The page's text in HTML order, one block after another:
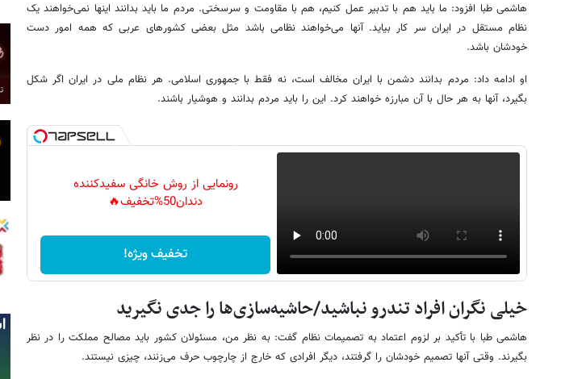
هاشمی طبا افزود: ما باید هم با تدبیر عمل کنیم، هم با مقاومت و سرسختی. مردم ما باید بدانند اینها نمی‌خواهند یک
نظام مستقل در ایران سر کار بیاید. آنها می‌خواهند نظامی باشد مثل بعضی کشورهای عربی که همه امور دست
خودشان باشد.
او ادامه داد: مردم بدانند دشمن با ایران مخالف است، نه فقط با جمهوری اسلامی. هر نظام ملی در ایران اگر شکل
بگیرد، آنها به هر حال با آن مبارزه خواهند کرد. این را باید مردم بدانند و هوشیار باشند.
رونمایی از روش خانگی سفیدکننده
دندان50%تخفیف🔥
تخفیف ویژه!
خیلی نگران افراد تندرو نباشید/حاشیه‌سازی‌ها را جدی نگیرید
هاشمی طبا با تأکید بر لزوم اعتماد به تصمیمات نظام گفت: به نظر من، مسئولان کشور باید مصالح مملکت را در نظر
بگیرند. وقتی آنها تصمیم خودشان را گرفتند، دیگر افرادی که خارج از چارچوب حرف می‌زنند، چیزی نیستند.